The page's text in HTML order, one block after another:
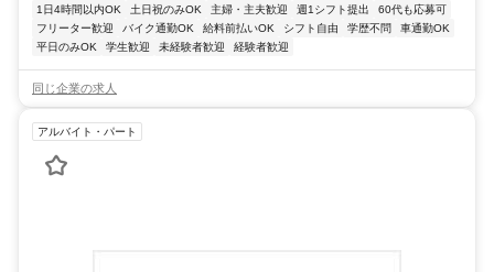
1日4時間以内OK
土日祝のみOK 主婦・主夫歓迎 週1シフト提出
60代も応募可
フリーター歓迎
バイク通勤OK 給料前払いOK シフト自由 学歴不問
車通勤OK
平日のみOK
学生歓迎 未経験者歓迎 経験者歓迎
同じ企業の求人
アルバイト・パート